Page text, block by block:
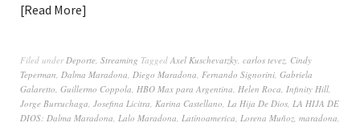
Read More
Filed underDeporte, Streaming Tagged Axel Kuschevatzky, carlos tevez, Cindy
Teperman, Dalma Maradona, Diego Maradona, Fernando Signorini, Gabriela
Galaretto, Guillermo Coppola, HBO Max para Argentina, Helen Roca, Infinity Hill,
Jorge Burruchaga, Josefina Licitra, Karina Castellano, La Hija De Dios, LA HIJA DE
DIOS: Dalma Maradona, Lalo Maradona, Latínoamerica, Lorena Muñoz, maradona,